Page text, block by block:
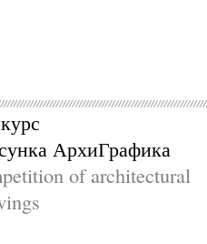
АрхиГрафика
of architectural